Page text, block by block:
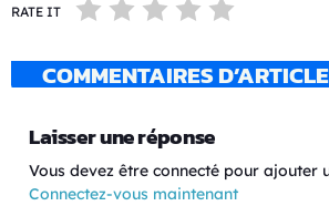
RATE IT
COMMENTAIRES
Laisser une réponse
Vous devez être connecté pour ajouter
Connectez-vous maintenant